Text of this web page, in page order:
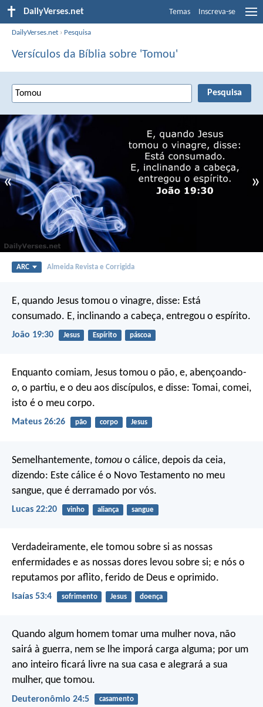
DailyVerses.net Temas Inscreva-se
DailyVerses.net › Pesquisa
Versículos da Bíblia sobre 'Tomou'
« »
ARC Almeida Revista e Corrigida
E, quando Jesus tomou o vinagre, disse: Está
consumado. E, inclinando a cabeça, entregou o espírito.
João 19:30 Jesus Espírito páscoa
Enquanto comiam, Jesus tomou o pão, e, abençoando-
o, o partiu, e o deu aos discípulos, e disse: Tomai, comei,
isto é o meu corpo.
Mateus 26:26 pão corpo Jesus
Semelhantemente, tomou o cálice, depois da ceia,
dizendo: Este cálice é o Novo Testamento no meu
sangue, que é derramado por vós.
Lucas 22:20 vinho aliança sangue
Verdadeiramente, ele tomou sobre si as nossas
enfermidades e as nossas dores levou sobre si; e nós o
reputamos por aflito, ferido de Deus e oprimido.
Isaías 53:4 sofrimento Jesus doença
Quando algum homem tomar uma mulher nova, não
sairá à guerra, nem se lhe imporá carga alguma; por um
ano inteiro ficará livre na sua casa e alegrará a sua
mulher, que tomou.
Deuteronômio 24:5 casamento